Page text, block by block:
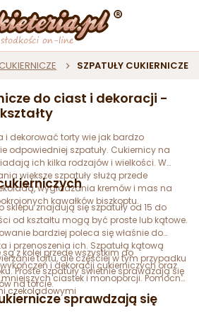
SZPATUŁY CUKIERNICZE
do ciast i dekoracji -
i dekorować torty wie jak bardzo
odpowiedniej szpatuły. Cukiernicy na
ich kilka rodzajów i wielkości. W
większe szpatuły służą przede
wygładzania kremów i mas na
kawałków biszkoptu.
znajdują się szpatuły od 15 do
od kształtu mogą być proste lub kątowe.
bardziej poleca się właśnie do
i przenoszenia ich. Szpatułą kątową
tortu, ale częściej w tym przypadku
Proste szpatuły świetnie sprawdzają się
na torcie.
są z kolei przede wszystkim do
i dekoracji cukierniczych oraz
ciastek i monoporcji. Pomocne
czekoladowymisprawdzają się